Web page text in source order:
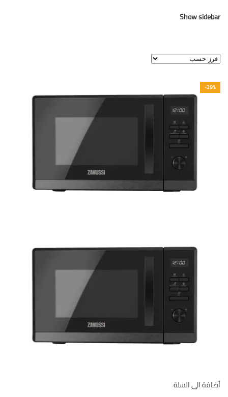
Show sidebar
-29%
أضافة الى السلة